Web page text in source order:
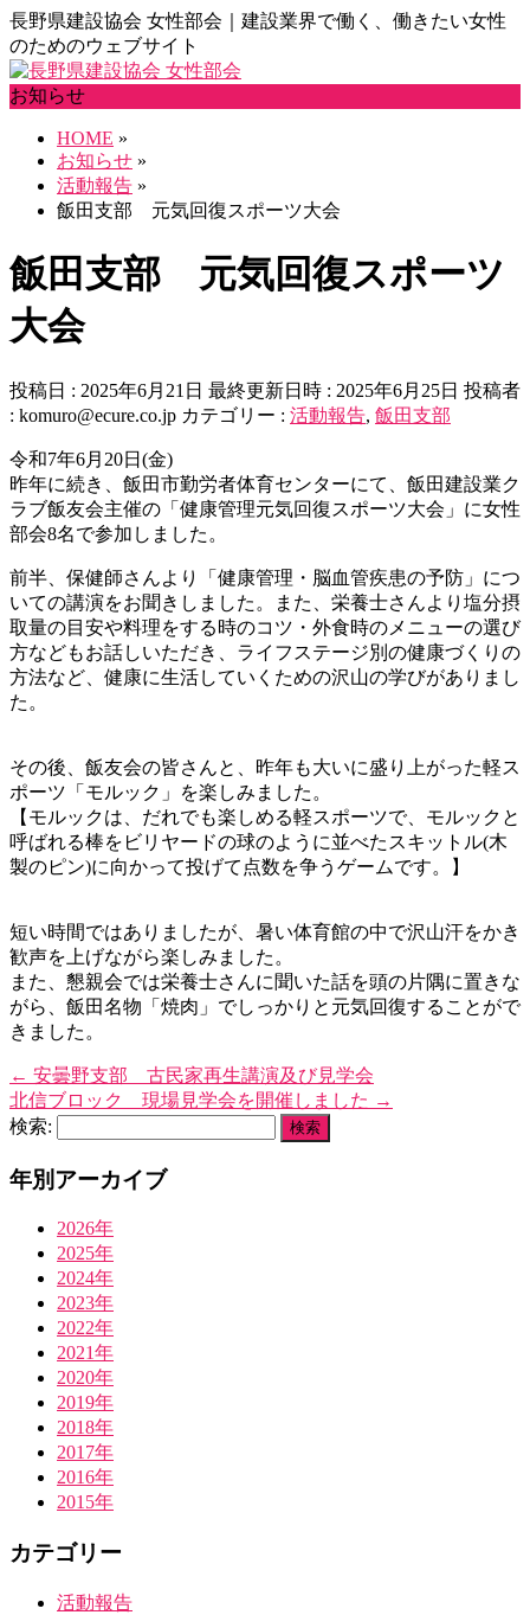
長野県建設協会 女性部会｜建設業界で働く、働きたい女性
のためのウェブサイト
お知らせ
HOME »
お知らせ »
活動報告 »
飯田支部 元気回復スポーツ大会
飯田支部 元気回復スポーツ
大会
投稿日 : 2025年6月21日 最終更新日時 : 2025年6月25日 投稿者
: komuro@ecure.co.jp カテゴリー : 活動報告, 飯田支部
令和7年6月20日(金)
昨年に続き、飯田市勤労者体育センターにて、飯田建設業ク
ラブ飯友会主催の「健康管理元気回復スポーツ大会」に女性
部会8名で参加しました。
前半、保健師さんより「健康管理・脳血管疾患の予防」につ
いての講演をお聞きしました。また、栄養士さんより塩分摂
取量の目安や料理をする時のコツ・外食時のメニューの選び
方などもお話しいただき、ライフステージ別の健康づくりの
方法など、健康に生活していくための沢山の学びがありまし
た。
その後、飯友会の皆さんと、昨年も大いに盛り上がった軽ス
ポーツ「モルック」を楽しみました。
【モルックは、だれでも楽しめる軽スポーツで、モルックと
呼ばれる棒をビリヤードの球のように並べたスキットル(木
製のピン)に向かって投げて点数を争うゲームです。】
短い時間ではありましたが、暑い体育館の中で沢山汗をかき
歓声を上げながら楽しみました。
また、懇親会では栄養士さんに聞いた話を頭の片隅に置きな
がら、飯田名物「焼肉」でしっかりと元気回復することがで
きました。
← 安曇野支部 古民家再生講演及び見学会
北信ブロック 現場見学会を開催しました →
検索:
年別アーカイブ
2026年
2025年
2024年
2023年
2022年
2021年
2020年
2019年
2018年
2017年
2016年
2015年
カテゴリー
活動報告